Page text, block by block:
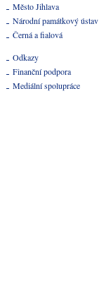
Město Jihlava
Národní památkový ústav
Černá a fialová
Odkazy
Finanční podpora
Mediální spolupráce